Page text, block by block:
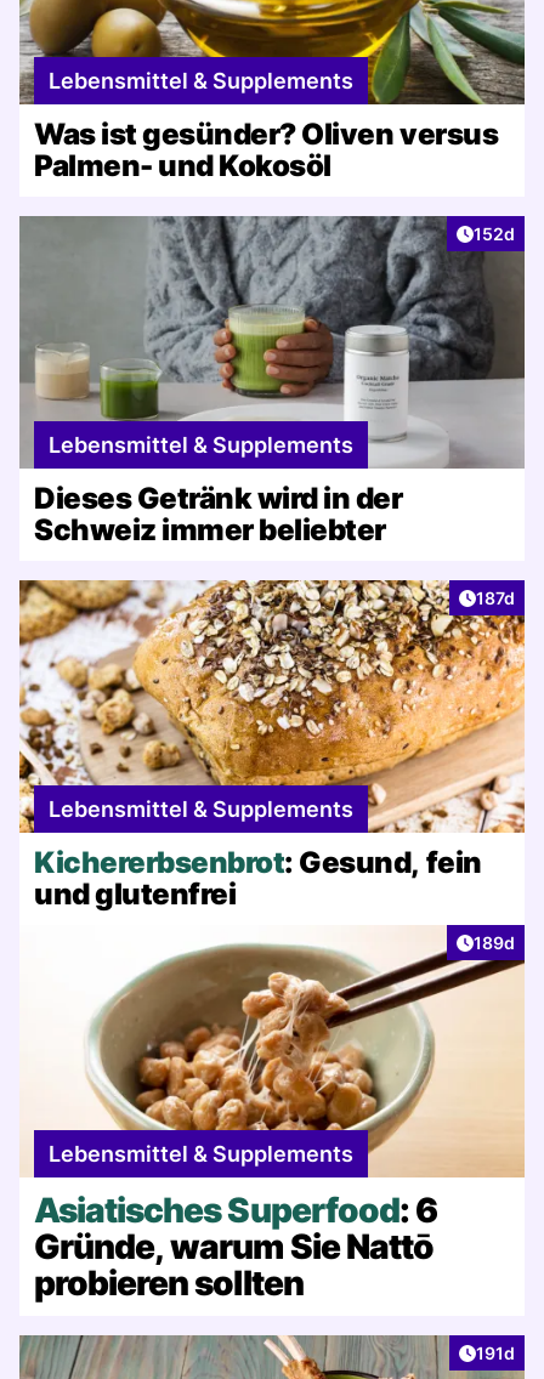
Lebensmittel & Supplements
Was ist gesünder? Oliven versus
Palmen- und Kokosöl
Artikel
152d
Lebensmittel & Supplements
Dieses Getränk wird in der
Schweiz immer beliebter
Artikel
187d
Lebensmittel & Supplements
Kichererbsenbrot: Gesund, fein
und glutenfrei
Artikel
189d
Lebensmittel & Supplements
Asiatisches Superfood: 6
Gründe, warum Sie Nattō
probieren sollten
Artikel
191d